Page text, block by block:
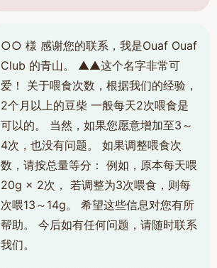
○○ 様 感谢您的联系，我是Ouaf Ouaf
Club 的青山。 ▲▲这个名字非常可
爱！ 关于喂食次数，根据我们的经验，
2个月以上的豆柴 一般每天2次喂食是
可以的。 当然，如果您愿意增加至3～
4次，也没有问题。 如果调整喂食次
数，请按总量等分： 例如，原本每天喂
20g × 2次， 若调整为3次喂食，则每
次喂13～14g。 希望这些信息对您有所
帮助。 今后如有任何问题，请随时联系
我们。